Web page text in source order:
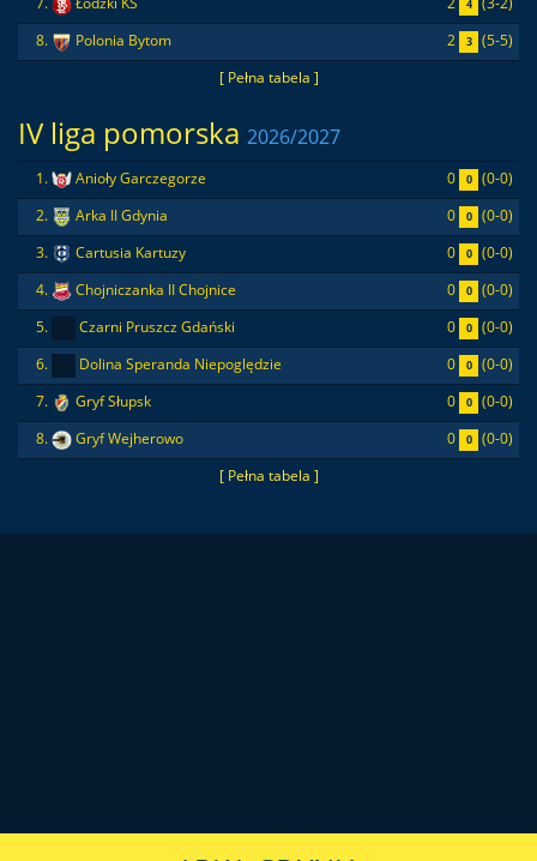
[ Pełna tabela ]
4
8.
Polonia Bytom 2 3 (5-5)
IV liga pomorska 2026/2027
[ Pełna tabela ]
1. Anioły Garczegorze 0 0
(0-0)
2.
Arka II Gdynia 0 0
(0-0)
3.
Cartusia Kartuzy 0 0
(0-0)
4.
Chojniczanka II Chojnice 0 0
(0-0)
5.
Czarni Pruszcz Gdański 0 0
(0-0)
6.
Dolina Speranda Niepoględzie 0 0
(0-0)
7.
Gryf Słupsk 0 0
(0-0)
8.
Gryf Wejherowo 0 0 (0-0)